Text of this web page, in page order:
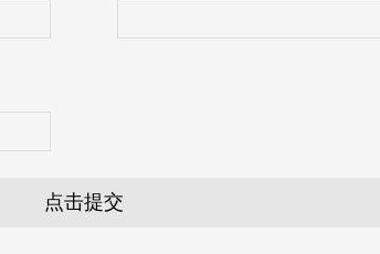
点击提交